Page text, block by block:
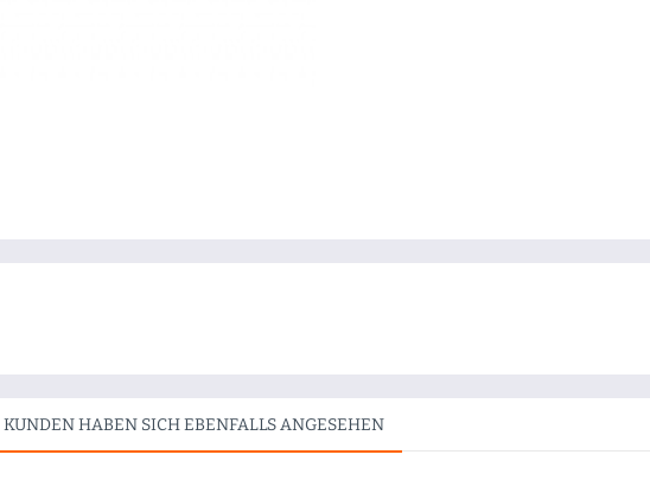
KUNDEN HABEN SICH EBENFALLS ANGESEHEN